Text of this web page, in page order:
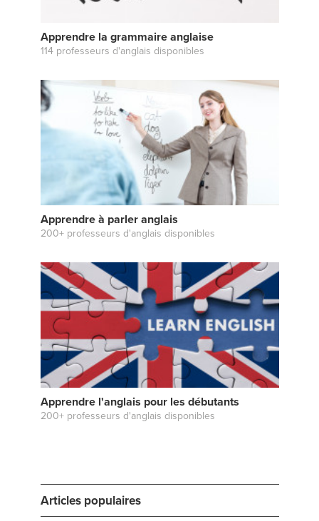
Apprendre la grammaire anglaise
114 professeurs d'anglais disponibles
Apprendre à parler anglais
200+ professeurs d'anglais disponibles
Apprendre l'anglais pour les débutants
200+ professeurs d'anglais disponibles
Articles populaires